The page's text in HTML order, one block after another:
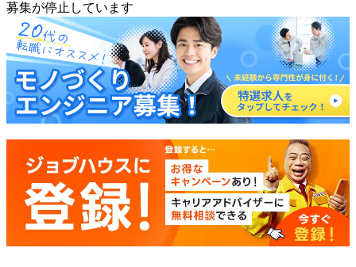
募集が停止しています